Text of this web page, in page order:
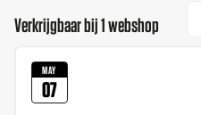
Verkrijgbaar bij 1 webshop
MAY
07